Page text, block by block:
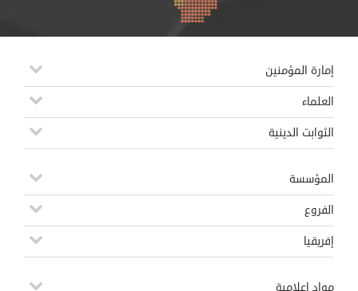
إمارة المؤمنين
العلماء
الثوابت الدينية
المؤسسة
الفروع
إفريقيا
مواد إعلامية